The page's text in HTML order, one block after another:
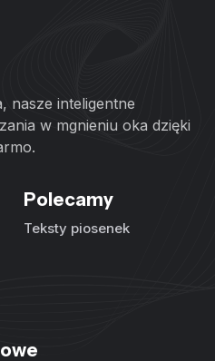
nasze inteligentne
w mgnieniu oka dzięki
Polecamy
Teksty piosenek